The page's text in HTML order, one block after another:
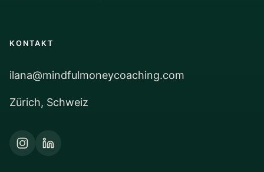
KONTAKT
ilana@mindfulmoneycoaching.com
Zürich, Schweiz